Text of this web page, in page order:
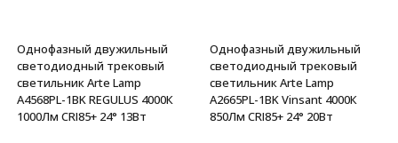
Однофазный двужильный
светодиодный трековый
светильник Arte Lamp
A4568PL-1BK REGULUS 4000К
1000Лм CRI85+ 24° 13Вт
Однофазный двужильный
светодиодный трековый
светильник Arte Lamp
A2665PL-1BK Vinsant 4000К
850Лм CRI85+ 24° 20Вт